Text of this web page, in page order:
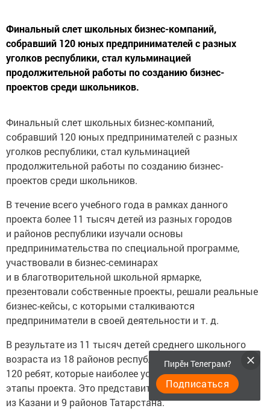
Финальный слет школьных бизнес-компаний,
собравший 120 юных предпринимателей с разных
уголков республики, стал кульминацией
продолжительной работы по созданию бизнес-
проектов среди школьников.
Финальный слет школьных бизнес-компаний,
собравший 120 юных предпринимателей с разных
уголков республики, стал кульминацией
продолжительной работы по созданию бизнес-
проектов среди школьников.
В течение всего учебного года в рамках данного
проекта более 11 тысяч детей из разных городов
и районов республики изучали основы
предпринимательства по специальной программе,
участвовали в бизнес-семинарах
и в благотворительной школьной ярмарке,
презентовали собственные проекты, решали реальные
бизнес-кейсы, с которыми сталкиваются
предприниматели в своей деятельности и т. д.
В результате из 11 тысяч детей среднего школьного
возраста из 18 районов республики до финала дошли
120 ребят, которые наиболее успешно прошли все
этапы проекта. Это представители 12 бизнес-компаний
из Казани и 9 районов Татарстана.
Пирӗн Телеграм?
Подписаться